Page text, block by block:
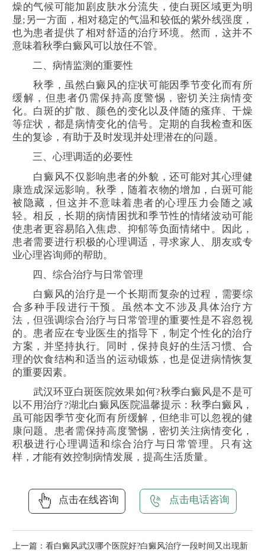
燥的气候可能加剧皮肤水分流失，使白斑区域更为明
显;另一方面，相对稳定的气温和较低的紫外线强度，
也为患者提供了相对舒适的治疗环境。然而，这并不
意味着秋季白癜风可以放任不管。
二、病情监测的重要性
秋季，虽然白癜风的症状可能因季节变化而有所
缓解，但患者仍需保持高度警惕，密切关注病情变
化。白斑的扩散、颜色的变化以及伴随的瘙痒、干燥
等症状，都是病情变化的信号。定期的自我检查和医
生的复诊，有助于及时发现并处理潜在的问题。
三、心理调适的必要性
白癜风不仅影响患者的外貌，还可能对其心理健
康造成深远影响。秋季，随着衣物的增加，白斑可能
被隐藏，但这并不意味着患者的心理压力会随之减
轻。相反，长期的病情困扰和季节性的情绪波动可能
使患者更容易陷入焦虑、抑郁等负面情绪中。因此，
患者需要进行积极的心理调适，寻求家人、朋友或专
业心理咨询师的帮助。
四、综合治疗与日常管理
白癜风的治疗是一个长期而复杂的过程，需要综
合多种手段进行干预。虽然本文不涉及具体治疗方
法，但强调综合治疗与日常管理的重要性是不容忽视
的。患者应在专业医生的指导下，制定个性化的治疗
方案，并坚持执行。同时，保持良好的生活习惯、合
理的饮食结构和适当的运动锻炼，也是促进病情恢复
的重要因素。
武汉环亚白斑医院效果如何?秋季白癜风是不是可
以不用治疗?湖北白癜风医院温馨提示：秋季白癜风，
虽可能因季节变化而有所缓解，但绝非可以忽视的健
康问题。患者需保持高度警惕，密切关注病情变化，
积极进行心理调适和综合治疗与日常管理。只有这
样，才能有效控制病情发展，提高生活质量。
点击在线咨询 点击电话咨询
上一篇： 看白癜风武汉哪个医院好?白癜风治疗一段时间又出现新